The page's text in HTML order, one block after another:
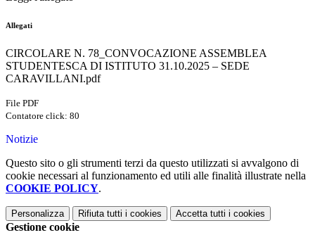
Allegati
CIRCOLARE N. 78_CONVOCAZIONE ASSEMBLEA
STUDENTESCA DI ISTITUTO 31.10.2025 – SEDE
CARAVILLANI.pdf
File PDF
Contatore click: 80
Notizie
Questo sito o gli strumenti terzi da questo utilizzati si avvalgono di
cookie necessari al funzionamento ed utili alle finalità illustrate nella
COOKIE POLICY.
Personalizza Rifiuta tutti i cookies Accetta tutti i cookies
Gestione cookie